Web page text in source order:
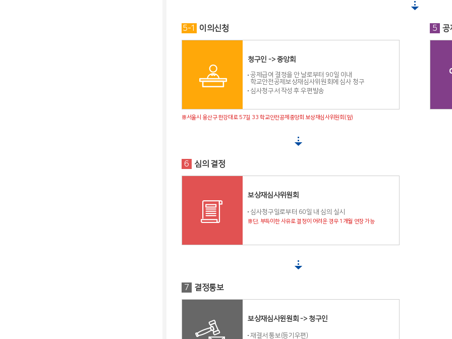
5-1 이의신청
청구인 -> 중앙회
공제급여 결정을 안 날로부터 90일 이내
학교안전공제보상재심사위원회에 심사 청구
심사청구서 작성 후 우편발송
※서울시 용산구 한강대로 57길 33 학교안전공제중앙회 보상재심사위원회(앞)
5 공
6 심의 결정
보상재심사위원회
심사청구일로부터 60일 내 심의 실시
※단, 부득이한 사유로 결정이 어려운 경우 1개월 연장 가능
7 결정통보
보상재심사윈원회 -> 청구인
재결서 통보(등기우편)